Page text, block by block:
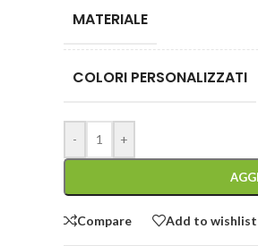
MATERIALE
COLORI PERSONALIZZATI
- +
Compare Add to wishlist